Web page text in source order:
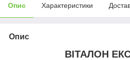
Опис Характеристики
Опис
ВІТАЛОН